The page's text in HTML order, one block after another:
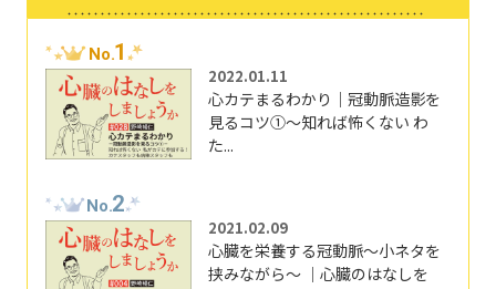
No.1
2022.01.11
心カテまるわかり｜冠動脈造影を
見るコツ①～知れば怖くない わ
た...
No.2
2021.02.09
心臓を栄養する冠動脈～小ネタを
挟みながら～ ｜心臓のはなしを